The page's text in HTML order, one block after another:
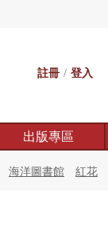
註冊 / 登入
出版專區
海洋圖書館 紅花